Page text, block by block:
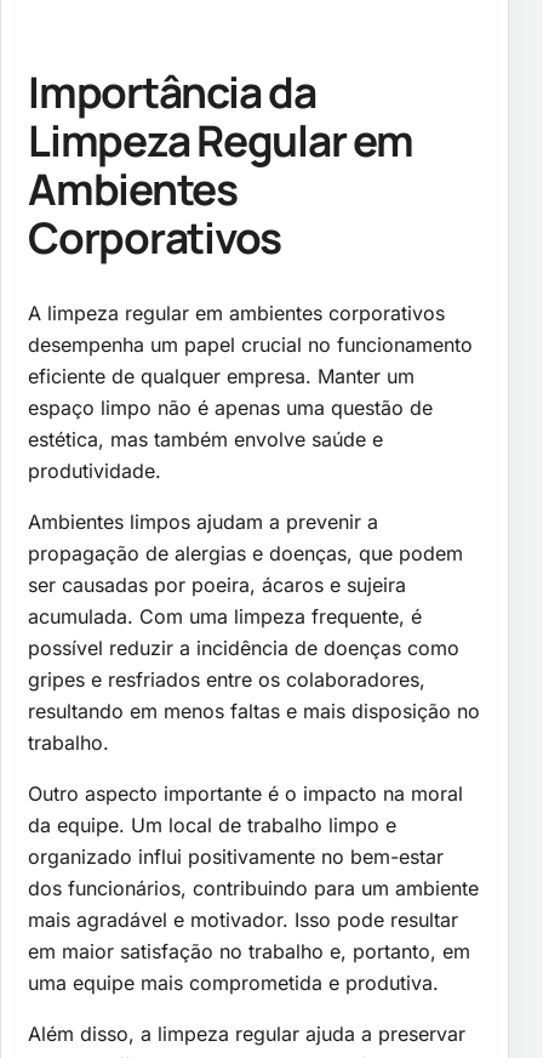
Importância da
Limpeza Regular em
Ambientes
Corporativos
A limpeza regular em ambientes corporativos
desempenha um papel crucial no funcionamento
eficiente de qualquer empresa. Manter um
espaço limpo não é apenas uma questão de
estética, mas também envolve saúde e
produtividade.
Ambientes limpos ajudam a prevenir a
propagação de alergias e doenças, que podem
ser causadas por poeira, ácaros e sujeira
acumulada. Com uma limpeza frequente, é
possível reduzir a incidência de doenças como
gripes e resfriados entre os colaboradores,
resultando em menos faltas e mais disposição no
trabalho.
Outro aspecto importante é o impacto na moral
da equipe. Um local de trabalho limpo e
organizado influi positivamente no bem-estar
dos funcionários, contribuindo para um ambiente
mais agradável e motivador. Isso pode resultar
em maior satisfação no trabalho e, portanto, em
uma equipe mais comprometida e produtiva.
Além disso, a limpeza regular ajuda a preservar